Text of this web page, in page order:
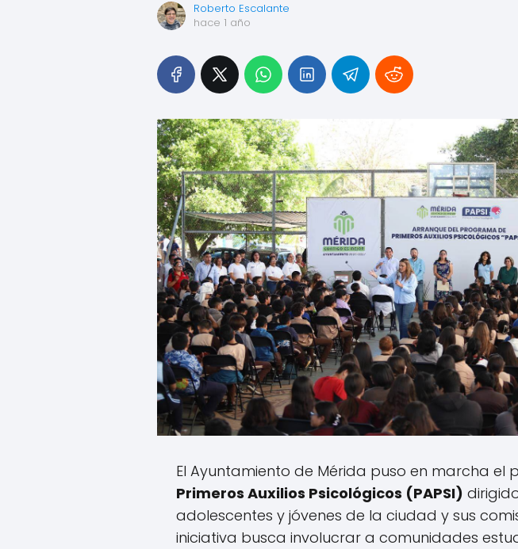
Roberto Escalante
hace 1 año
El Ayuntamiento de Mérida puso en marcha el
Primeros Auxilios Psicológicos (PAPSI)
adolescentes y jóvenes de la ciudad y sus
iniciativa busca involucrar a comunidades